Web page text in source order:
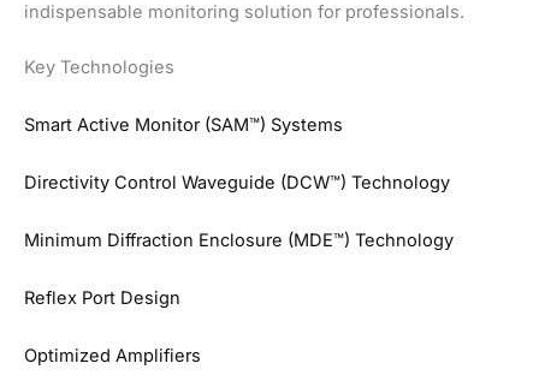
indispensable monitoring solution for professionals.
Key Technologies
Smart Active Monitor (SAM™) Systems
Directivity Control Waveguide (DCW™) Technology
Minimum Diffraction Enclosure (MDE™) Technology
Reflex Port Design
Optimized Amplifiers